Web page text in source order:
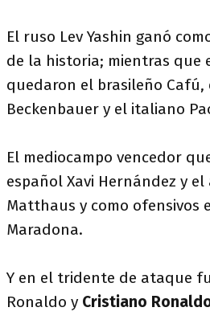
El ruso Lev Yashin ganó
de la historia; mientras que
quedaron el brasileño Cafú,
Beckenbauer y el italiano
El mediocampo vencedor
español Xavi Hernández y
Matthaus y como ofensivos
Maradona.
Y en el tridente de ataque
Ronaldo y Cristiano